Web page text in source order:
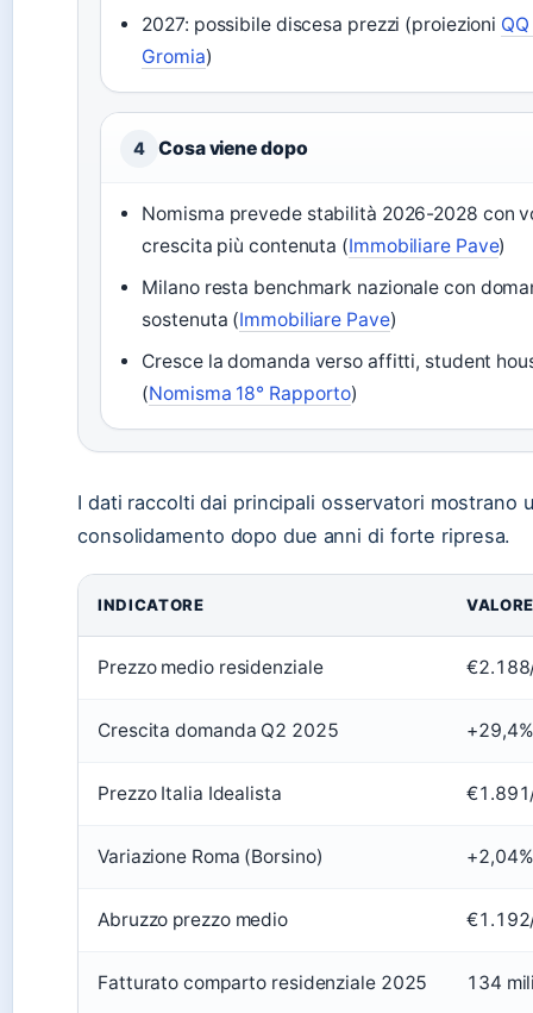
2027: possibile discesa prezzi (proiezioni
Gromia)
4 Cosa viene dopo
Nomisma prevede stabilità 2026-2028 con
crescita più contenuta (Immobiliare Pave)
Milano resta benchmark nazionale con
sostenuta (Immobiliare Pave)
Cresce la domanda verso affitti, student
(Nomisma 18° Rapporto)
I dati raccolti dai principali osservatori mostrano
consolidamento dopo due anni di forte ripresa.
INDICATORE VALORE
Prezzo medio residenziale
Crescita domanda Q2 2025 +29,4%
Prezzo Italia Idealista
Variazione Roma (Borsino) +2,04%
Abruzzo prezzo medio
Fatturato comparto residenziale 2025 134